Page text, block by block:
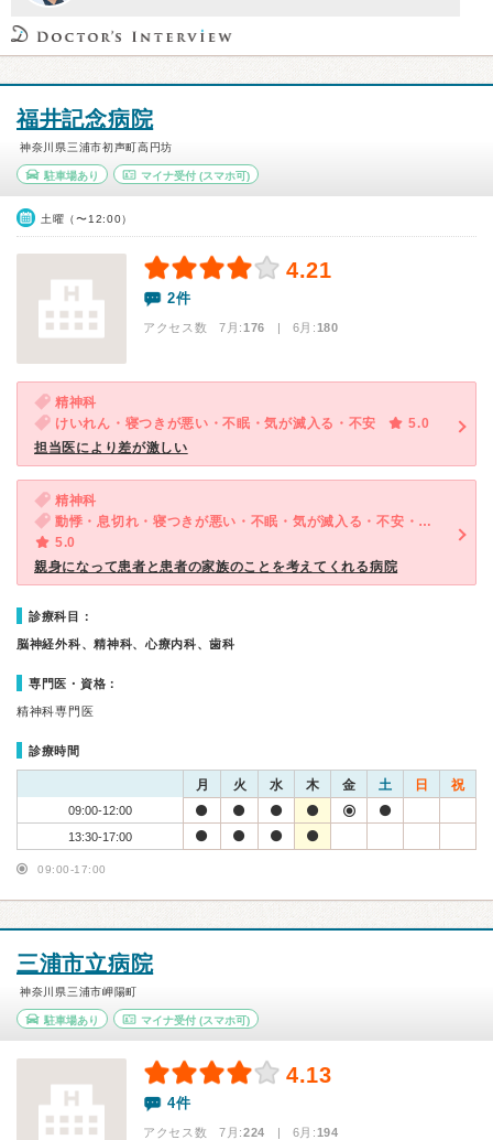
福井記念病院
神奈川県三浦市初声町高円坊
駐車場あり マイナ受付(スマホ可)
土曜（〜12:00）
4.21
2件
アクセス数 7月:176 | 6月:180
精神科
けいれん・寝つきが悪い・不眠・気が滅入る・不安
5.0
担当医により差が激しい
精神科
動悸・息切れ・寝つきが悪い・不眠・気が滅入る・不安・気分が異常に高揚している
5.0
親身になって患者と患者の家族のことを考えてくれる病院
診療科目：
脳神経外科、精神科、心療内科、歯科
専門医・資格：
精神科専門医
診療時間
月 火 水 木 金 土 日 祝
09:00-12:00
13:30-17:00
09:00-17:00
三浦市立病院
神奈川県三浦市岬陽町
駐車場あり マイナ受付(スマホ可)
4.13
4件
アクセス数 7月:224 | 6月:194